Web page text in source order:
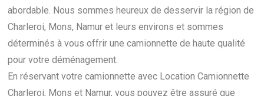
abordable. Nous sommes heureux de desservir la région de
Charleroi, Mons, Namur et leurs environs et sommes
déterminés à vous offrir une camionnette de haute qualité
pour votre déménagement.
En réservant votre camionnette avec Location Camionnette
Charleroi, Mons et Namur, vous pouvez être assuré que